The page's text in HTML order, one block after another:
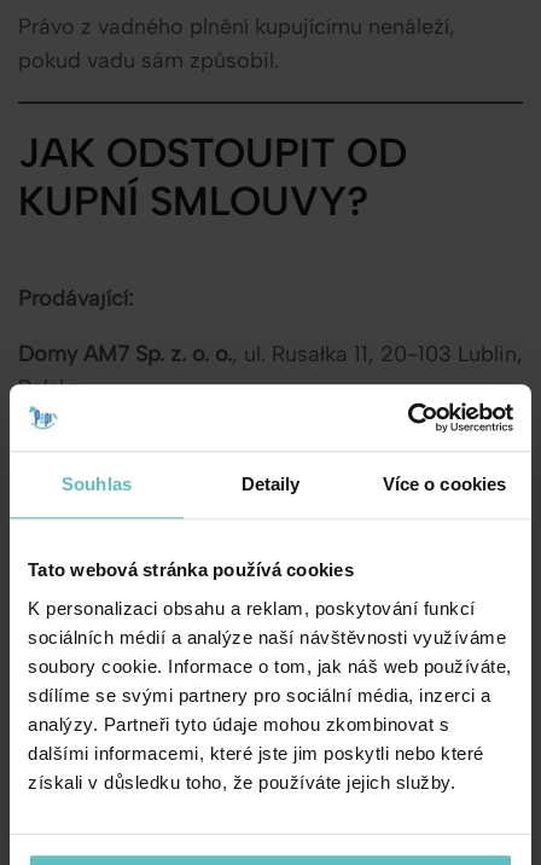
Souhlas Detaily Více o cookies
Tato webová stránka používá cookies
K personalizaci obsahu a reklam, poskytování funkcí
sociálních médií a analýze naší návštěvnosti využíváme
soubory cookie. Informace o tom, jak náš web používáte,
sdílíme se svými partnery pro sociální média, inzerci a
analýzy. Partneři tyto údaje mohou zkombinovat s
dalšími informacemi, které jste jim poskytli nebo které
získali v důsledku toho, že používáte jejich služby.
Právo z vadného plnění kupujícímu nenáleží,
pokud vadu sám způsobil.
JAK ODSTOUPIT OD
KUPNÍ SMLOUVY?
Prodávající:
Domy AM7 Sp. z. o. o., ul. Rusałka 11, 20-103 Lublin,
Polska
e-mail: kontakt@pepi-kids.cz
Zboží lze bez jakéhokoliv důvodu vrátit do 14 dnů
od jeho doručení – viz obchodní podmínky.
Místo a způsob uplatnění odstoupení od kupní
smlouvy:
Zboží můžete zaslat na následující adresu:Domy
AM7 Sp. z. o. o., ul. Rusałka 11, 20-103 Lublin,
Polska.
K zásilce přidejte doklad o nákupu vráceného
Odstoupení od kupní smlouvy.